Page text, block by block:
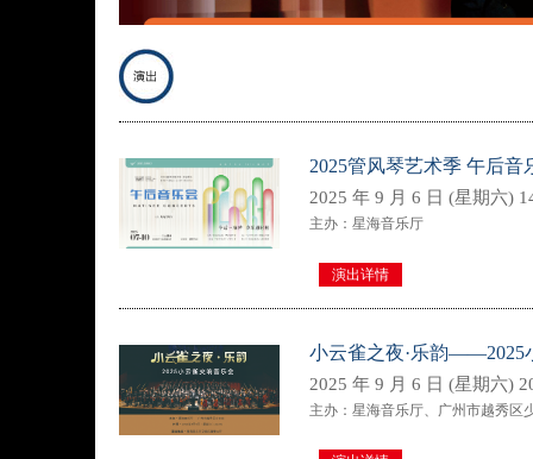
2025管风琴艺术季 午后音
2025 年 9 月 6 日 (星期六)
主办：星海音乐厅
演出详情
小云雀之夜·乐韵——2025
2025 年 9 月 6 日 (星期六)
主办：星海音乐厅、广州市越秀区